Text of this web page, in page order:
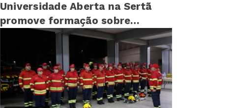
Universidade Aberta na Sertã
promove formação sobre
direitos humanos para mais de